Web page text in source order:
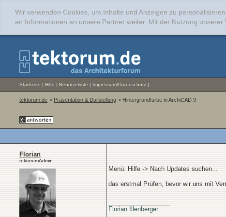
Wir verwenden Cookies, um Inhalte und Anzeigen zu
an Informationen an unsere Partner weiter. Mit der Nutzung
Startseite | Hilfe | Benutzerliste | Impressum/Datenschutz |
tektorum.de > Präsentation & Darstellung > Hintergrundfarbe in ArchiCAD 9
Florian
tektorumAdmin
Menü: Hilfe -> Nach Updates suchen...
das erstmal Prüfen, bevor wir uns mit
Florian Illenberger